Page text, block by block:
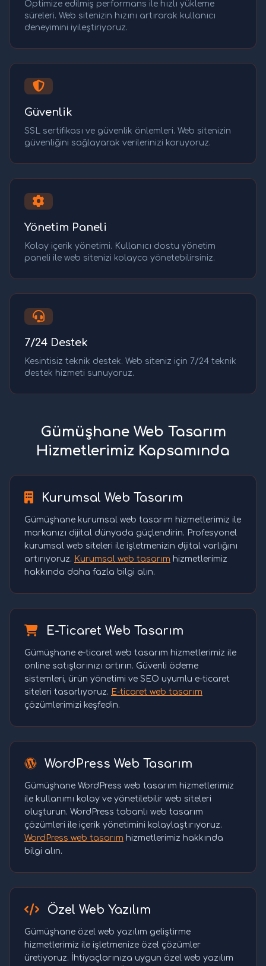
Optimize edilmiş performans ile hızlı yükleme
süreleri. Web sitenizin hızını artırarak kullanıcı
deneyimini iyileştiriyoruz.
Güvenlik
SSL sertifikası ve güvenlik önlemleri. Web sitenizin
güvenliğini sağlayarak verilerinizi koruyoruz.
Yönetim Paneli
Kolay içerik yönetimi. Kullanıcı dostu yönetim
paneli ile web sitenizi kolayca yönetebilirsiniz.
7/24 Destek
Kesintisiz teknik destek. Web siteniz için 7/24 teknik
destek hizmeti sunuyoruz.
Gümüşhane Web Tasarım
Hizmetlerimiz Kapsamında
Kurumsal Web Tasarım
Gümüşhane kurumsal web tasarım hizmetlerimiz ile
markanızı dijital dünyada güçlendirin. Profesyonel
kurumsal web siteleri ile işletmenizin dijital varlığını
artırıyoruz. Kurumsal web tasarım hizmetlerimiz
hakkında daha fazla bilgi alın.
E-Ticaret Web Tasarım
Gümüşhane e-ticaret web tasarım hizmetlerimiz ile
online satışlarınızı artırın. Güvenli ödeme
sistemleri, ürün yönetimi ve SEO uyumlu e-ticaret
siteleri tasarlıyoruz. E-ticaret web tasarım
çözümlerimizi keşfedin.
WordPress Web Tasarım
Gümüşhane WordPress web tasarım hizmetlerimiz
ile kullanımı kolay ve yönetilebilir web siteleri
oluşturun. WordPress tabanlı web tasarım
çözümleri ile içerik yönetimini kolaylaştırıyoruz.
WordPress web tasarım hizmetlerimiz hakkında
bilgi alın.
Özel Web Yazılım
Gümüşhane özel web yazılım geliştirme
hizmetlerimiz ile işletmenize özel çözümler
üretiyoruz. İhtiyaçlarınıza uygun özel web yazılım